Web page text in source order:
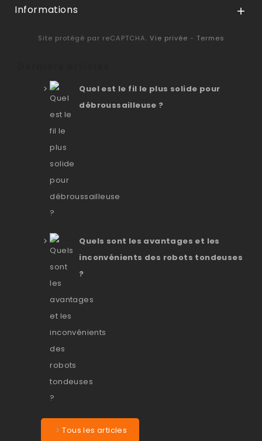
Informations 
Site protégé par reCAPTCHA. Vie privée - Termes
Quel est le fil le plus solide pour
débroussailleuse ?
Quels sont les avantages et les
inconvénients des robots tondeuses
?
Tous les articles